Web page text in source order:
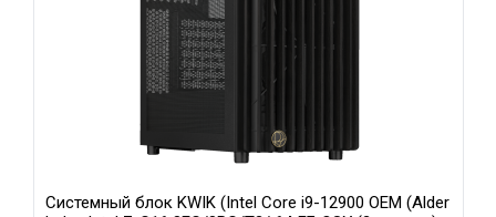
Системный блок KWIK (Intel Core i9-12900 OEM (Alder